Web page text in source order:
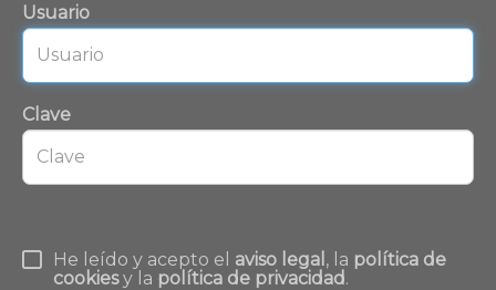
Usuario
Clave
He leído y acepto el aviso legal , la política de
cookiesy la política de privacidad.